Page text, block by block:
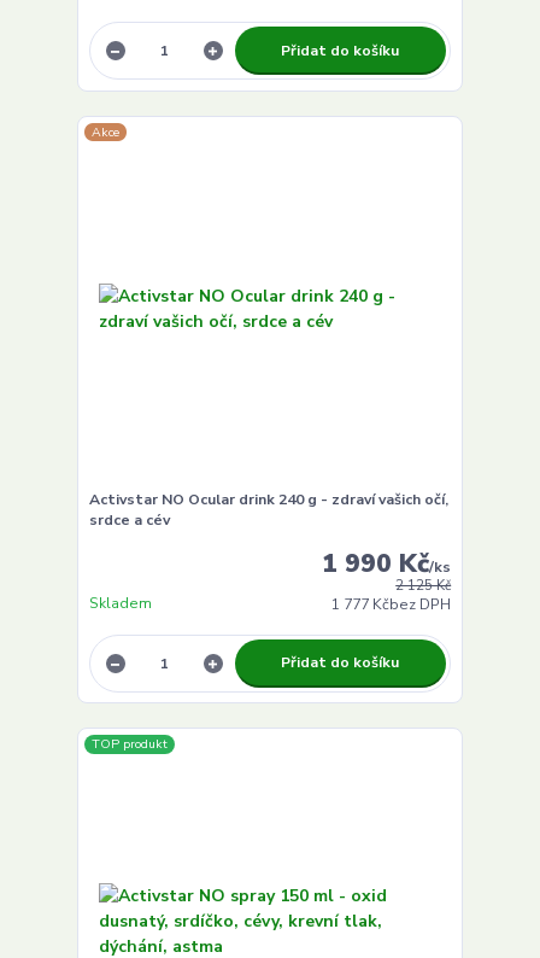
Přidat do košíku
Akce
Activstar NO Ocular drink 240 g - zdraví vašich očí,
srdce a cév
2 125 Kč
1 990 Kč/ks
1 777 Kčbez DPH
Skladem
Přidat do košíku
TOP produkt